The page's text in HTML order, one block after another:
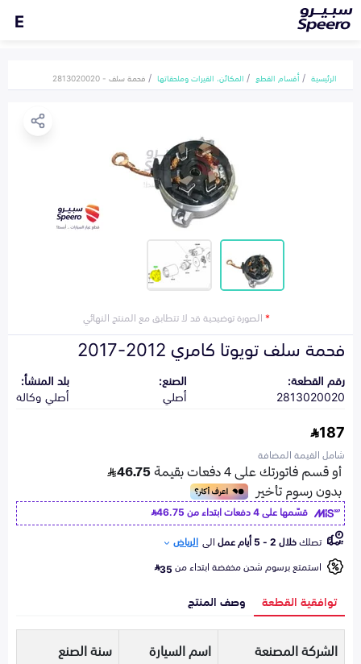
E
الرئيسية أقسام القطع المكائن، القيرات وملحقاتها فحمة سلف - 2813020020
*الصورة توضيحية قد لا تتطابق مع المنتج النهائي
فحمة سلف تويوتا كامري 2012-2017
رقم القطعة:
2813020020
الصنع:
أصلي
بلد المنشأ:
أصلي وكالة
187
شامل القيمة المضافة
قسّمها على 4 دفعات ابتداء من
46.75
تصلكخلال 2 - 5 أيام عمل الى الرياض
استمتع برسوم شحن مخفضة ابتداء من35
توافقية القطعة وصف المنتج
الشركة المصنعة اسم السيارة
سنة الصنع